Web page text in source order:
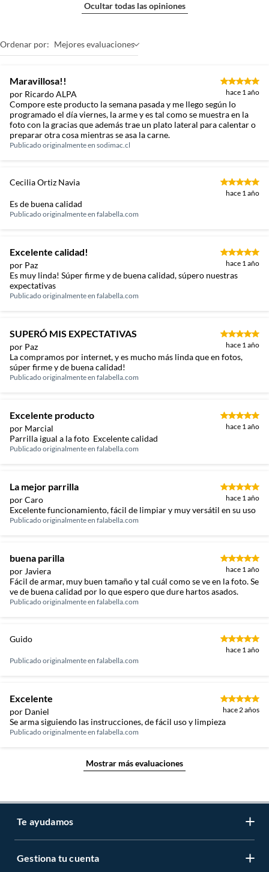
Ocultar todas las opiniones
Ordenar por: Mejores evaluaciones
Maravillosa!!
por Ricardo ALPA hace 1 año
Compore este producto la semana pasada y me llego según lo
programado el día viernes, la arme y es tal como se muestra en la
foto con la gracias que además trae un plato lateral para calentar o
preparar otra cosa mientras se asa la carne.
Publicado originalmente en sodimac.cl
Cecilia Ortiz Navia
hace 1 año
Es de buena calidad
Publicado originalmente en falabella.com
Excelente calidad!
por Paz hace 1 año
Es muy linda! Súper firme y de buena calidad, súpero nuestras
expectativas
Publicado originalmente en falabella.com
SUPERÓ MIS EXPECTATIVAS
por Paz hace 1 año
La compramos por internet, y es mucho más linda que en fotos,
súper firme y de buena calidad!
Publicado originalmente en falabella.com
Excelente producto
por Marcial hace 1 año
Parrilla igual a la foto Excelente calidad
Publicado originalmente en falabella.com
La mejor parrilla
por Caro hace 1 año
Excelente funcionamiento, fácil de limpiar y muy versátil en su uso
Publicado originalmente en falabella.com
buena parilla
por Javiera hace 1 año
Fácil de armar, muy buen tamaño y tal cuál como se ve en la foto. Se
ve de buena calidad por lo que espero que dure hartos asados.
Publicado originalmente en falabella.com
Guido
hace 1 año
Publicado originalmente en falabella.com
Excelente
por Daniel hace 2 años
Se arma siguiendo las instrucciones, de fácil uso y limpieza
Publicado originalmente en falabella.com
Mostrar más evaluaciones
Te ayudamos
LIbro de reclamaciones
Gestiona tu cuenta